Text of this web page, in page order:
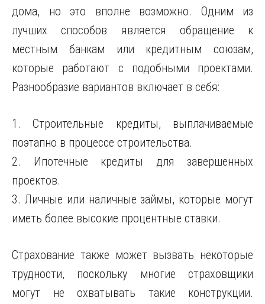
дома, но это вполне возможно. Одним из
лучших способов является обращение к
местным банкам или кредитным союзам,
которые работают с подобными проектами.
Разнообразие вариантов включает в себя:
1. Строительные кредиты, выплачиваемые
поэтапно в процессе строительства.
2. Ипотечные кредиты для завершенных
проектов.
3. Личные или наличные займы, которые могут
иметь более высокие процентные ставки.
Страхование также может вызвать некоторые
трудности, поскольку многие страховщики
могут не охватывать такие конструкции.